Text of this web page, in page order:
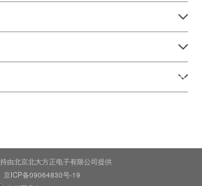
由北京北大方正电子有限公司提供
京ICP备09064830号-19